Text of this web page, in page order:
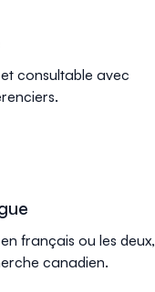
consultable avec
français ou les deux,
canadien.